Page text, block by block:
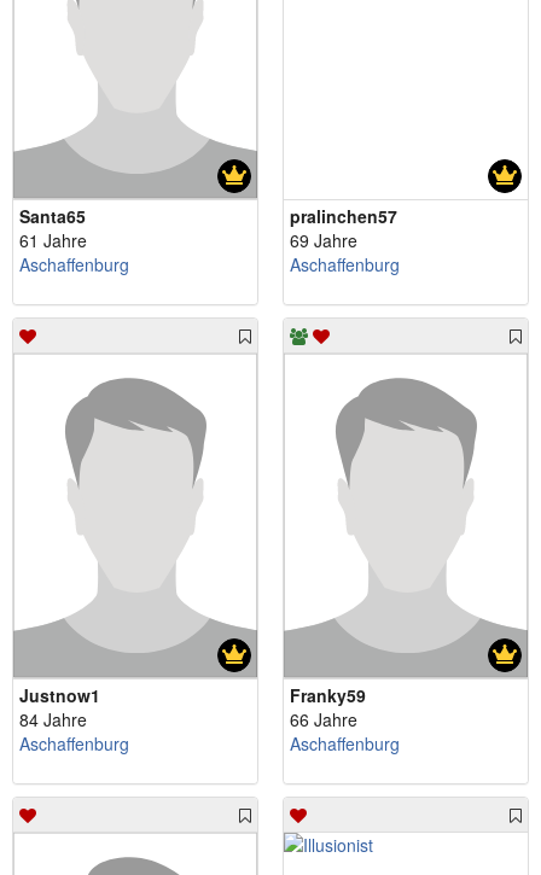
Santa65
61 Jahre
Aschaffenburg
pralinchen57
69 Jahre
Aschaffenburg
Justnow1
84 Jahre
Aschaffenburg
Franky59
66 Jahre
Aschaffenburg